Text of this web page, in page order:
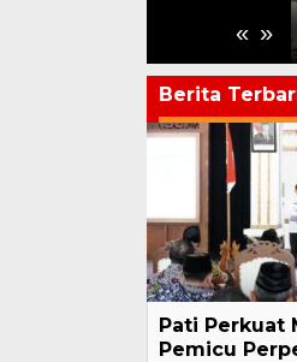
« »
Berita
Pati Perkuat
Pemicu